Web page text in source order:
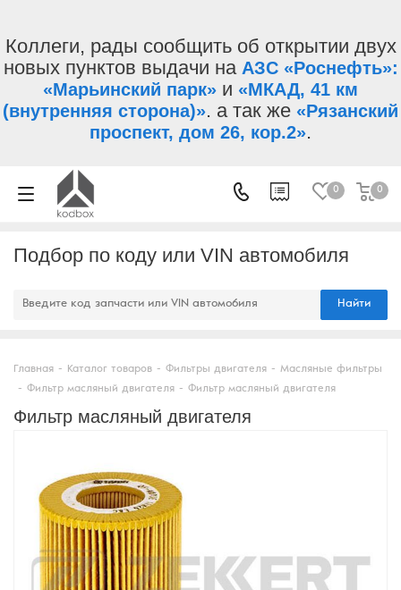
Коллеги, рады сообщить об открытии двух
новых пунктов выдачи на АЗС «Роснефть»:
«Марьинский парк» и «МКАД, 41 км
(внутренняя сторона)». а так же «Рязанский
проспект, дом 26, кор.2».
0 0
Подбор по коду или VIN автомобиля
Найти
Главная - Каталог товаров - Фильтры двигателя - Масляные фильтры
- Фильтр масляный двигателя - Фильтр масляный двигателя
Фильтр масляный двигателя